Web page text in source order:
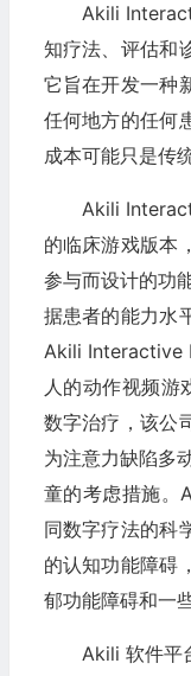
Akili
知疗法、评估和
它旨在开发一种
任何地方的任何
成本可能只是传
Akili
的临床游戏版本
参与而设计的功
据患者的能力水
Akili Interactive
人的动作视频游
数字治疗，该公
为注意力缺陷多
童的考虑措施。
同数字疗法的科
的认知功能障碍
郁功能障碍和一
Akili 软件平